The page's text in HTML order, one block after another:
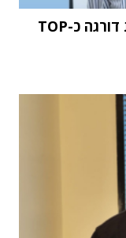
מחקר STKI השנתי: וואן טכנולוגיות דורגה כ-TOP